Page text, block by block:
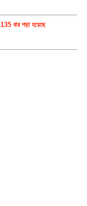
135 বার পড়া হয়েছে